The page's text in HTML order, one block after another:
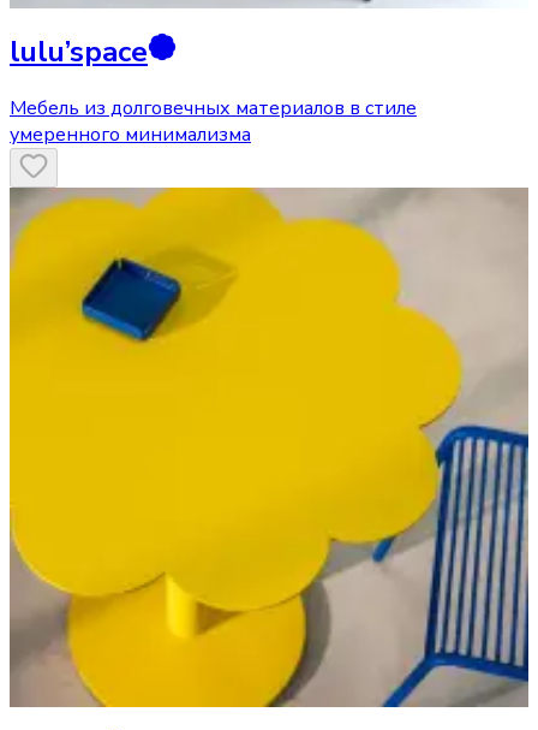
lulu’space
Мебель из долговечных материалов в стиле
умеренного минимализма